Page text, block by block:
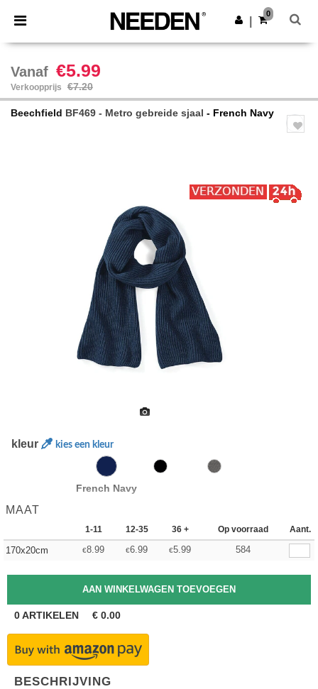
× Needen-app
Betere prijzen in de app!
Download app
0
Vanaf €5.99
Verkoopprijs €7.20
Beechfield BF469 - Metro gebreide sjaal - French Navy
kleur kies een kleur
French Navy
MAAT
1-11 12-35 36 + Op voorraad Aant.
170x20cm €8.99 €6.99 €5.99 584
0ARTIKELEN € 0.00
BESCHRIJVING